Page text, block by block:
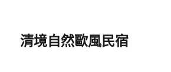
清境自然歐風民宿